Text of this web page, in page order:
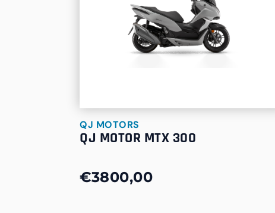
QJ MOTORS
QJ MOTOR MTX 300
€3800,00